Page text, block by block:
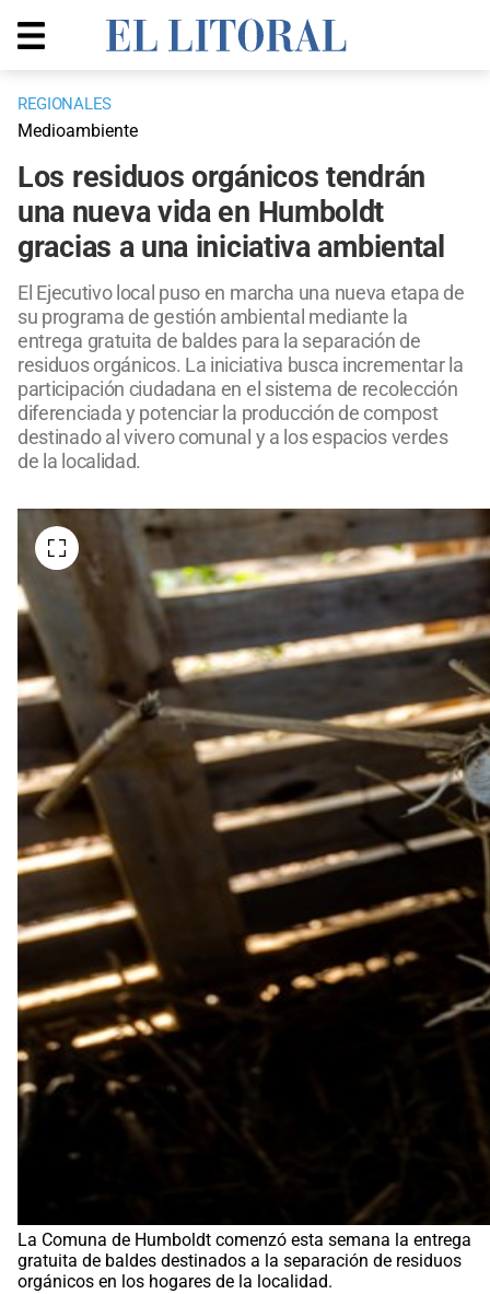
REGIONALES
Medioambiente
Los residuos orgánicos tendrán
una nueva vida en Humboldt
gracias a una iniciativa ambiental
El Ejecutivo local puso en marcha una nueva etapa de
su programa de gestión ambiental mediante la
entrega gratuita de baldes para la separación de
residuos orgánicos. La iniciativa busca incrementar la
participación ciudadana en el sistema de recolección
diferenciada y potenciar la producción de compost
destinado al vivero comunal y a los espacios verdes
de la localidad.
La Comuna de Humboldt comenzó esta semana la entrega
gratuita de baldes destinados a la separación de residuos
orgánicos en los hogares de la localidad.